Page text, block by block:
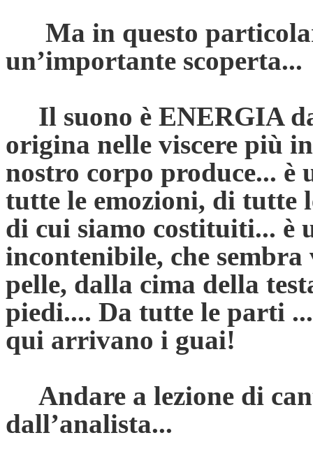
Ma in questo
un’importante scoperta...
Il suono è ENERGIA
origina nelle viscere più
nostro corpo produce... è
tutte le emozioni, di tutte
di cui siamo costituiti... è
incontenibile, che
pelle, dalla cima della
piedi.... Da tutte le parti
qui arrivano i guai!
Andare a lezione di
dall’analista...